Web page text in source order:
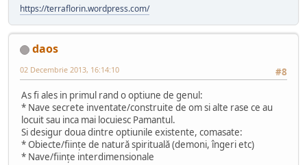
https://terraflorin.wordpress.com/
daos
#8
02 Decembrie 2013, 16:14:10
As fi ales in primul rand o optiune de genul:
* Nave secrete inventate/construite de om si alte rase ce au
locuit sau inca mai locuiesc Pamantul.
Si desigur doua dintre optiunile existente, comasate:
* Obiecte/fiinţe de natură spirituală (demoni, îngeri etc)
* Nave/fiinţe interdimensionale